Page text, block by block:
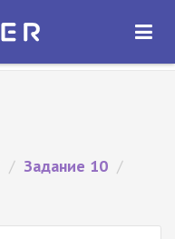
ОТКРЫТЬ
/ Задание 10 /